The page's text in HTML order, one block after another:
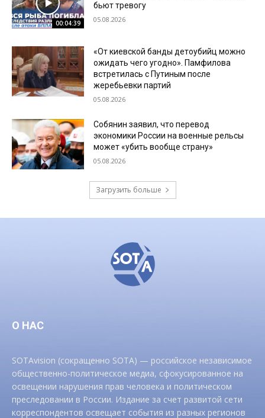
00:04:39
бьют тревогу
05.08.2026
«От киевской банды детоубийц можно
ожидать чего угодно». Памфилова
встретилась с Путиным после
жеребьевки партий
05.08.2026
Собянин заявил, что перевод
экономики России на военные рельсы
может «убить вообще страну»
05.08.2026
Загрузить больше
О НАС
SOTAvision (сокращенно SOTA) — российское независимое
общественно-политическое медиа, сфокусированное на
освещении нарушения прав человека и политическом
преследовании в России. Издание за счет развитой сети
корреспондентов освещает события из разных регионов